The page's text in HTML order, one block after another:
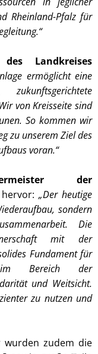
Rheinland-Pfalz für
Landkreises
ermöglicht eine
von Kreisseite sind
So kommen wir
zu unserem Ziel des
voran.“
der
„Der heutige
sondern
Die
mit der
Fundament für
Bereich der
und Weitsicht.
zu nutzen und
wurden zudem die